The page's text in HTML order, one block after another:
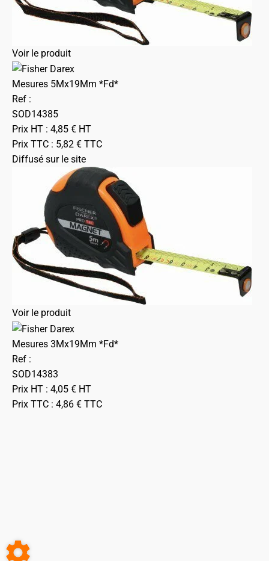
Voir le produit
Mesures 5Mx19Mm *Fd*
Ref :
SOD14385
Prix HT : 4,85 € HT
Prix TTC : 5,82 € TTC
Diffusé sur le site
Voir le produit
Mesures 3Mx19Mm *Fd*
Ref :
SOD14383
Prix HT : 4,05 € HT
Prix TTC : 4,86 € TTC